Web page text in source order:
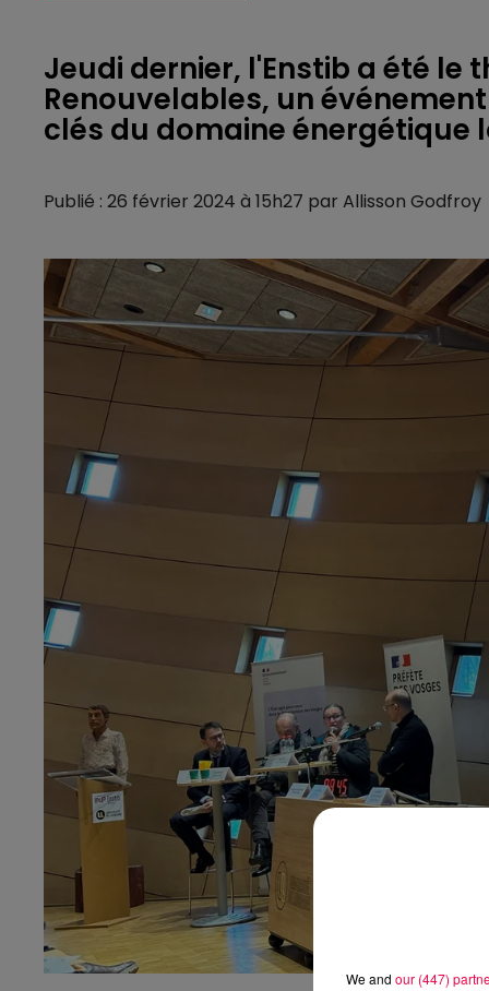
Jeudi dernier, l'Enstib a été le
Renouvelables, un
clés du domaine énergétique
Publié : 26 février 2024 à 15h27 par Allisson Godfroy
We and our (447)